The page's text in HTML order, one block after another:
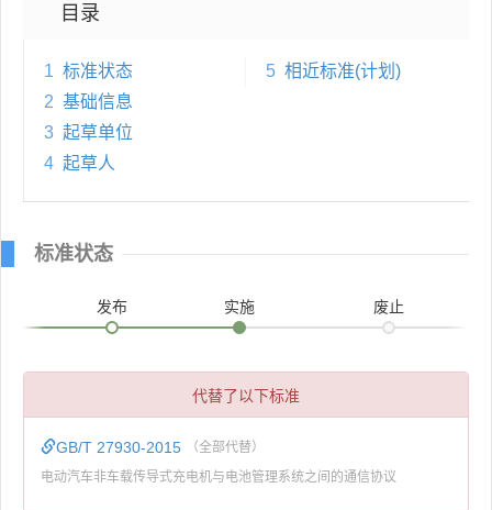
目录
1 标准状态
2 基础信息
3 起草单位
4 起草人
5 相近标准(计划)
标准状态
发布 实施 废止
代替了以下标准
GB/T 27930-2015 （全部代替）
电动汽车非车载传导式充电机与电池管理系统之间的通信协议